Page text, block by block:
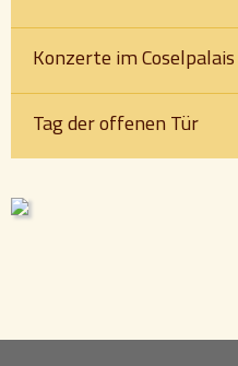
Konzerte im Coselpalais
Tag der offenen Tür